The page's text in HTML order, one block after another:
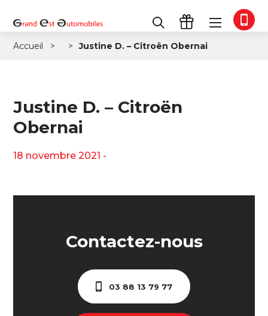
Accueil Justine D. – Citroën Obernai
Justine D. – Citroën
Obernai
18 novembre 2021 -
Contactez-nous
03 88 13 79 77